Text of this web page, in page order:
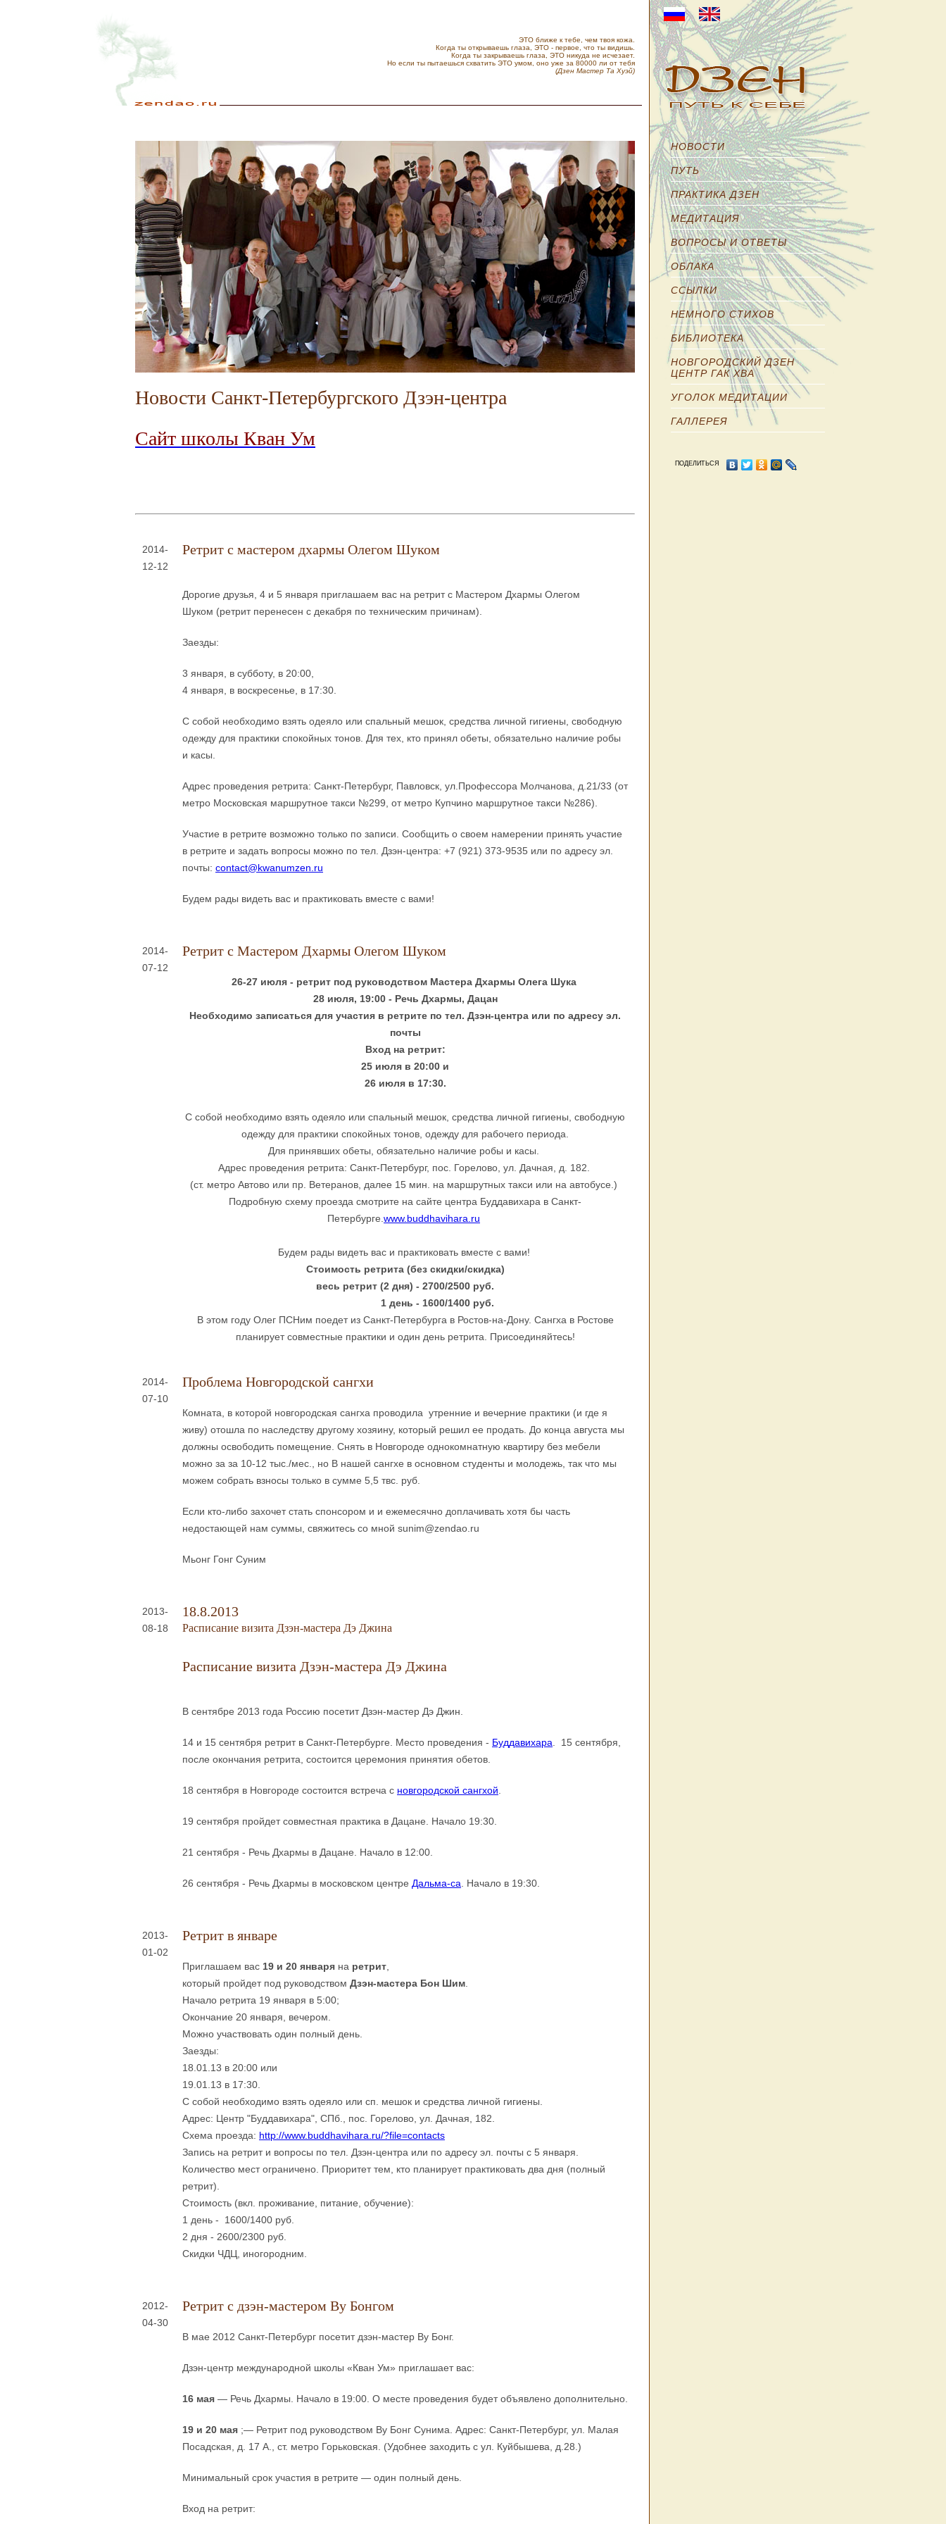
ЭТО ближе к тебе, чем твоя кожа.
Когда ты открываешь глаза, ЭТО - первое, что ты видишь.
Когда ты закрываешь глаза, ЭТО никуда не исчезает.
Но если ты пытаешься схватить ЭТО умом, оно уже за 80000 ли от тебя
(Дзен Мастер Та Хуэй)
Новости Санкт-Петербургского Дзэн-центра
Сайт школы Кван Ум
2014-
12-12
Ретрит с мастером дхармы Олегом Шуком
Дорогие друзья, 4 и 5 января приглашаем вас на ретрит с Мастером Дхармы Олегом
Шуком (ретрит перенесен с декабря по техническим причинам).
Заезды:
3 января, в субботу, в 20:00,
4 января, в воскресенье, в 17:30.
С собой необходимо взять одеяло или спальный мешок, средства личной гигиены, свободную
одежду для практики спокойных тонов. Для тех, кто принял обеты, обязательно наличие робы
и касы.
Адрес проведения ретрита: Санкт-Петербург, Павловск, ул.Профессора Молчанова, д.21/33 (от
метро Московская маршрутное такси №299, от метро Купчино маршрутное такси №286).
Участие в ретрите возможно только по записи. Сообщить о своем намерении принять участие
в ретрите и задать вопросы можно по тел. Дзэн-центра: +7 (921) 373-9535 или по адресу эл.
почты: contact@kwanumzen.ru
Будем рады видеть вас и практиковать вместе с вами!
2014-
07-12
Ретрит с Мастером Дхармы Олегом Шуком
26-27 июля - ретрит под руководством Мастера Дхармы Олега Шука
28 июля, 19:00 - Речь Дхармы, Дацан
Необходимо записаться для участия в ретрите по тел. Дзэн-центра или по адресу эл.
почты
Вход на ретрит:
25 июля в 20:00 и
26 июля в 17:30.
С собой необходимо взять одеяло или спальный мешок, средства личной гигиены, свободную
одежду для практики спокойных тонов, одежду для рабочего периода.
Для принявших обеты, обязательно наличие робы и касы.
Адрес проведения ретрита: Санкт-Петербург, пос. Горелово, ул. Дачная, д. 182.
(ст. метро Автово или пр. Ветеранов, далее 15 мин. на маршрутных такси или на автобусе.)
Подробную схему проезда смотрите на сайте центра Буддавихара в Санкт-
Петербурге. www.buddhavihara.ru
Будем рады видеть вас и практиковать вместе с вами!
Стоимость ретрита (без скидки/скидка)
весь ретрит (2 дня) - 2700/2500 руб.
1 день - 1600/1400 руб.
В этом году Олег ПСНим поедет из Санкт-Петербурга в Ростов-на-Дону. Сангха в Ростове
планирует совместные практики и один день ретрита. Присоединяйтесь!
2014-
07-10
Проблема Новгородской сангхи
Комната, в которой новгородская сангха проводила утренние и вечерние практики (и где я
живу) отошла по наследству другому хозяину, который решил ее продать. До конца августа мы
должны освободить помещение. Снять в Новгороде однокомнатную квартиру без мебели
можно за за 10-12 тыс./мес., но В нашей сангхе в основном студенты и молодежь, так что мы
можем собрать взносы только в сумме 5,5 твс. руб.
Если кто-либо захочет стать спонсором и и ежемесячно доплачивать хотя бы часть
недостающей нам суммы, свяжитесь со мной sunim@zendao.ru
Мьонг Гонг Суним
2013-
08-18
18.8.2013
Расписание визита Дзэн-мастера Дэ Джина
Расписание визита Дзэн-мастера Дэ Джина
В сентябре 2013 года Россию посетит Дзэн-мастер Дэ Джин.
14 и 15 сентября ретрит в Санкт-Петербурге. Место проведения - Буддавихара . 15 сентября,
после окончания ретрита, состоится церемония принятия обетов.
18 сентября в Новгороде состоится встреча с новгородской сангхой
19 сентября пройдет совместная практика в Дацане. Начало 19:30.
21 сентября - Речь Дхармы в Дацане. Начало в 12:00.
26 сентября - Речь Дхармы в московском центре Дальма-са . Начало в 19:30.
2013-
01-02
Ретрит в январе
Приглашаем вас 19 и 20 января на ретрит
который пройдет под руководством Дзэн-мастера Бон Шим
Начало ретрита 19 января в 5:00;
Окончание 20 января, вечером.
Можно участвовать один полный день.
Заезды:
18.01.13 в 20:00 или
19.01.13 в 17:30.
С собой необходимо взять одеяло или сп. мешок и средства личной гигиены.
Адрес: Центр "Буддавихара", СПб., пос. Горелово, ул. Дачная, 182.
Схема проезда: http://www.buddhavihara.ru/?file=contacts
Запись на ретрит и вопросы по тел. Дзэн-центра или по адресу эл. почты с 5 января.
Количество мест ограничено. Приоритет тем, кто планирует практиковать два дня (полный
ретрит).
Стоимость (вкл. проживание, питание, обучение):
1 день - 1600/1400 руб.
2 дня - 2600/2300 руб.
Скидки ЧДЦ, иногородним.
2012-
04-30
Ретрит с дзэн-мастером Ву Бонгом
В мае 2012 Санкт-Петербург посетит дзэн-мастер Ву Бонг.
Дзэн-центр международной школы «Кван Ум» приглашает вас:
16 мая — Речь Дхармы. Начало в 19:00. О месте проведения будет объявлено дополнительно.
19 и 20 мая ;— Ретрит под руководством Ву Бонг Сунима. Адрес: Санкт-Петербург, ул. Малая
Посадская, д. 17 А., ст. метро Горьковская. (Удобнее заходить с ул. Куйбышева, д.28.)
Минимальный срок участия в ретрите — один полный день.
Вход на ретрит:
НОВОСТИ
ПУТЬ
ПРАКТИКА ДЗЕН
МЕДИТАЦИЯ
ВОПРОСЫ И ОТВЕТЫ
ОБЛАКА
ССЫЛКИ
НЕМНОГО СТИХОВ
БИБЛИОТЕКА
НОВГОРОДСКИЙ ДЗЕН
ЦЕНТР ГАК ХВА
УГОЛОК МЕДИТАЦИИ
ГАЛЛЕРЕЯ
ПОДЕЛИТЬСЯ